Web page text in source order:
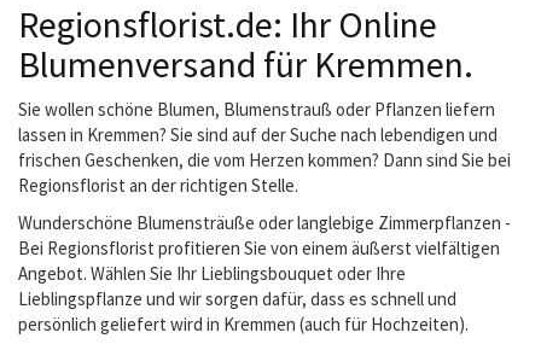
Regionsflorist.de: Ihr Online
Blumenversand für Kremmen.
Sie wollen schöne Blumen, Blumenstrauß oder Pflanzen liefern
lassen in Kremmen? Sie sind auf der Suche nach lebendigen und
frischen Geschenken, die vom Herzen kommen? Dann sind Sie bei
Regionsflorist an der richtigen Stelle.
Wunderschöne Blumensträuße oder langlebige Zimmerpflanzen -
Bei Regionsflorist profitieren Sie von einem äußerst vielfältigen
Angebot. Wählen Sie Ihr Lieblingsbouquet oder Ihre
Lieblingspflanze und wir sorgen dafür, dass es schnell und
persönlich geliefert wird in Kremmen (auch für Hochzeiten).